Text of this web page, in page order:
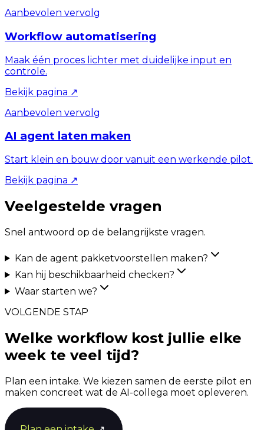
Aanbevolen vervolg
Workflow automatisering
Maak één proces lichter met duidelijke input en
controle.
Bekijk pagina ↗
Aanbevolen vervolg
AI agent laten maken
Start klein en bouw door vanuit een werkende pilot.
Bekijk pagina ↗
Veelgestelde vragen
Snel antwoord op de belangrijkste vragen.
Kan de agent pakketvoorstellen maken?
Kan hij beschikbaarheid checken?
Waar starten we?
VOLGENDE STAP
Welke workflow kost jullie elke
week te veel tijd?
Plan een intake. We kiezen samen de eerste pilot en
maken concreet wat de AI-collega moet opleveren.